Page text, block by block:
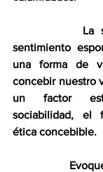
La
sentimiento
una forma de
concebir nuestro
un factor
sociabilidad, el
ética concebible.
Evoquemos